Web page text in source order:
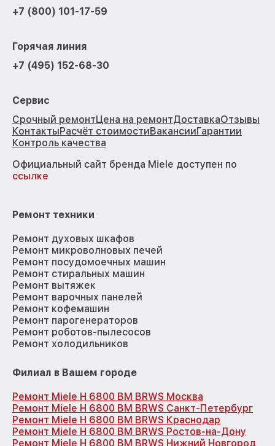
+7 (800) 101-17-59
Горячая линия
+7 (495) 152-68-30
Сервис
Срочный ремонтЦена на ремонтДоставкаОтзывы
КонтактыРасчёт стоимостиВакансииГарантии
Контроль качества
Официальный сайт бренда Miele доступен по
ссылке
Ремонт техники
Ремонт духовых шкафов
Ремонт микроволновых печей
Ремонт посудомоечных машин
Ремонт стиральных машин
Ремонт вытяжек
Ремонт варочных панелей
Ремонт кофемашин
Ремонт парогенераторов
Ремонт роботов-пылесосов
Ремонт холодильников
Филиал в Вашем городе
Ремонт Miele H 6800 BM BRWS Москва
Ремонт Miele H 6800 BM BRWS Санкт-Петербург
Ремонт Miele H 6800 BM BRWS Краснодар
Ремонт Miele H 6800 BM BRWS Ростов-на-Дону
Ремонт Miele H 6800 BM BRWS Нижний Новгород